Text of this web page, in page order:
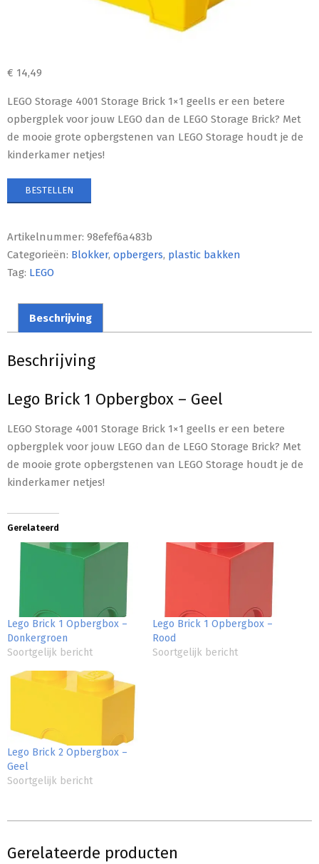
€ 14,49
LEGO Storage 4001 Storage Brick 1×1 geelIs er een betere
opbergplek voor jouw LEGO dan de LEGO Storage Brick? Met
de mooie grote opbergstenen van LEGO Storage houdt je de
kinderkamer netjes!
BESTELLEN
Artikelnummer: 98efef6a483b
Categorieën: Blokker, opbergers, plastic bakken
Tag: LEGO
Beschrijving
Beschrijving
Lego Brick 1 Opbergbox – Geel
LEGO Storage 4001 Storage Brick 1×1 geelIs er een betere
opbergplek voor jouw LEGO dan de LEGO Storage Brick? Met
de mooie grote opbergstenen van LEGO Storage houdt je de
kinderkamer netjes!
Gerelateerd
Lego Brick 1 Opbergbox –
Donkergroen
Soortgelijk bericht
Lego Brick 1 Opbergbox –
Rood
Soortgelijk bericht
Lego Brick 2 Opbergbox –
Geel
Soortgelijk bericht
Gerelateerde producten